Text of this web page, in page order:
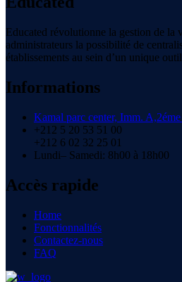
Educated révolutionne la gestion de la
administrateurs la possibilité de
établissements au sein d’un unique
Informations
Kamal parc center, Imm.
+212 5 20 53 51 00
+212 6 02 32 25 01
Lundi– Samedi: 8h00 à 18h00
Accès rapide
Home
Fonctionnalités
Contactez-nous
FAQ